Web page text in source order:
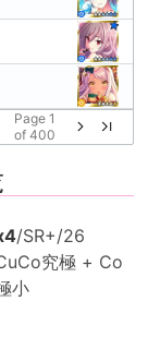
Page 1
of 400
/SR+/26
究極 + Co
小